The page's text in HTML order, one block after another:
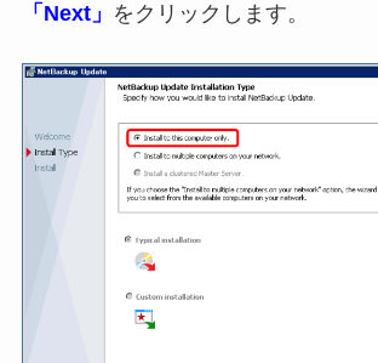
「Next」 をクリックします。